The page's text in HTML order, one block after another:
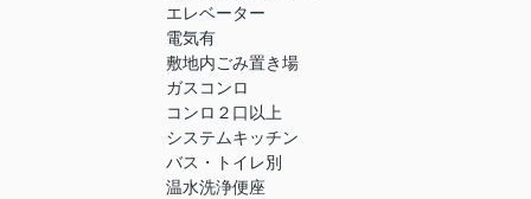
エレベーター
電気有
敷地内ごみ置き場
ガスコンロ
コンロ２口以上
システムキッチン
バス・トイレ別
温水洗浄便座